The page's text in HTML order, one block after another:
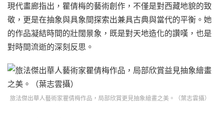
現代畫廊指出，瞿倩梅的藝術創作，不僅是對西藏地貌的致
敬，更是在抽象與具象間探索出兼具古典與當代的平衡。她
的作品凝結時間的壯闊景象，既是對天地造化的讚嘆，也是
對時間流逝的深刻反思。
旅法傑出華人藝術家瞿倩梅作品，局部欣賞更見抽象繪畫之美。（葉志雲攝）